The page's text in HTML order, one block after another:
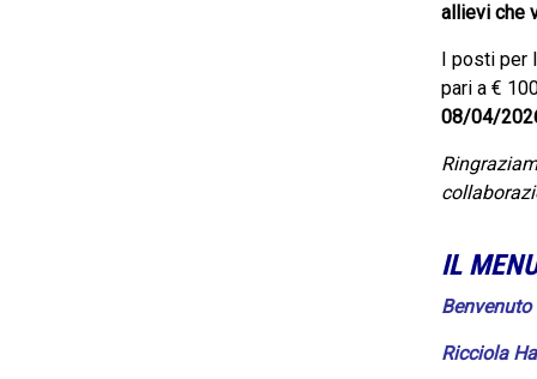
allievi che
I posti
pari a €
08/04/
IL
Ricciola